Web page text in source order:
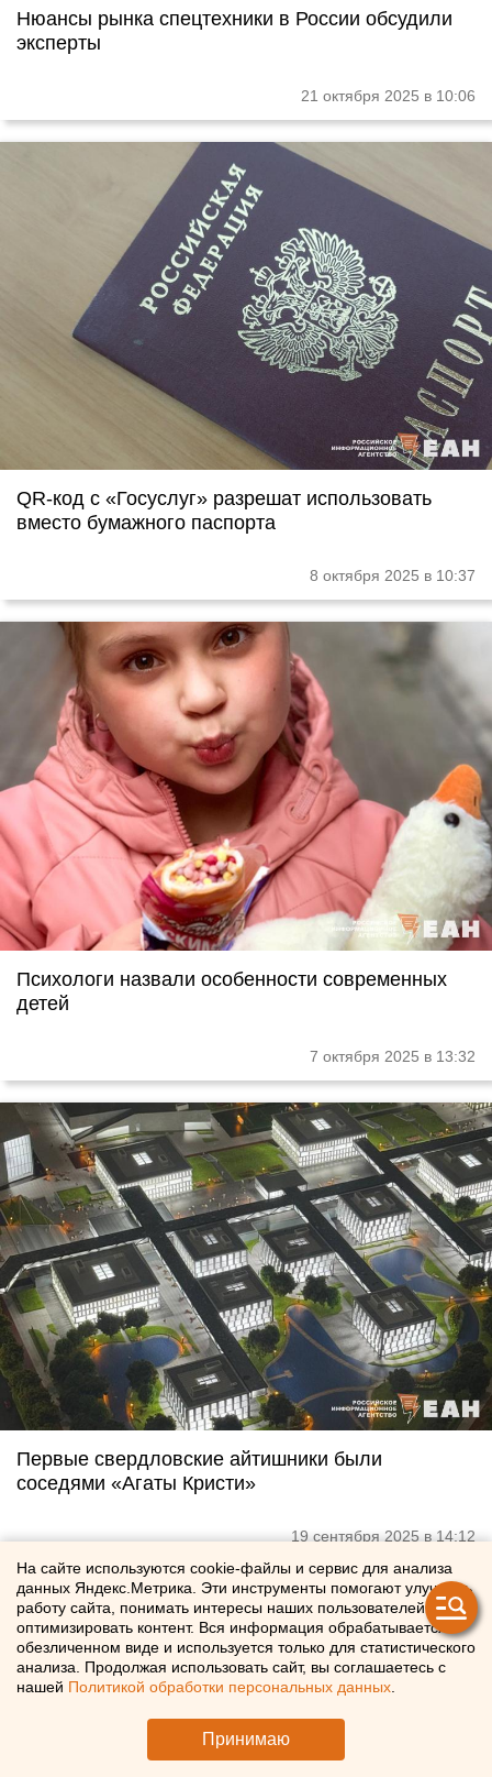
Нюансы рынка спецтехники в России обсудили
эксперты
21 октября 2025 в 10:06
QR-код с «Госуслуг» разрешат использовать
вместо бумажного паспорта
8 октября 2025 в 10:37
Психологи назвали особенности современных
детей
7 октября 2025 в 13:32
Первые свердловские айтишники были
соседями «Агаты Кристи»
19 сентября 2025 в 14:12
На сайте используются cookie-файлы и сервис для анализа
данных Яндекс.Метрика. Эти инструменты помогают улучшать
работу сайта, понимать интересы наших пользователей и
оптимизировать контент. Вся информация обрабатывается в
обезличенном виде и используется только для статистического
анализа. Продолжая использовать сайт, вы соглашаетесь с
нашей Политикой обработки персональных данных
Принимаю